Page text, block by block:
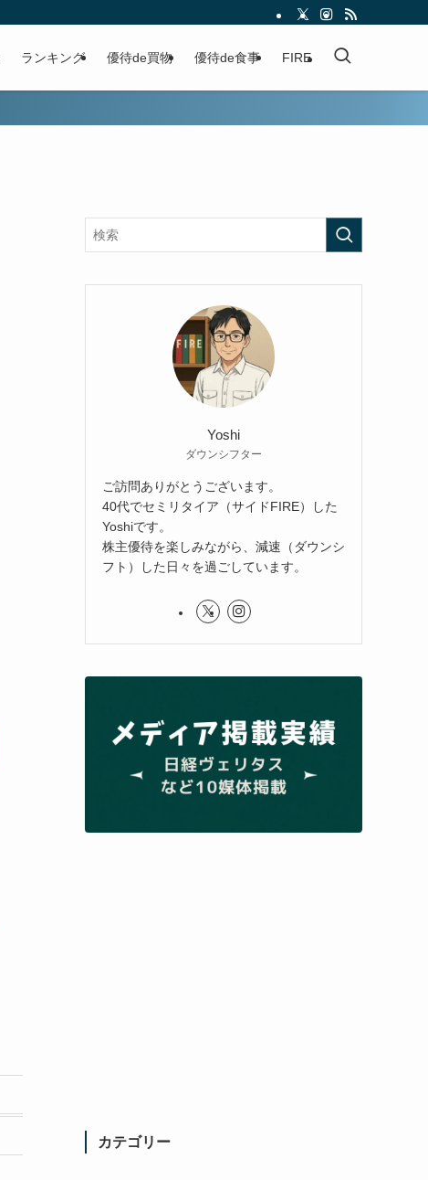
ランキング 優待de買物 優待de食事 FIRE
Yoshi
ダウンシフター
ご訪問ありがとうございます。
40代でセミリタイア（サイドFIRE）した
Yoshiです。
株主優待を楽しみながら、減速（ダウンシ
フト）した日々を過ごしています。
カテゴリー